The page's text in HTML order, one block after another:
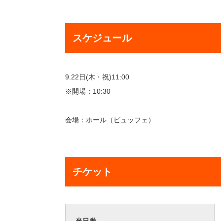
スケジュール
9.22日(木・祝)11:00
※開場：10:30
会場：ホール（ビュッフェ）
チケット